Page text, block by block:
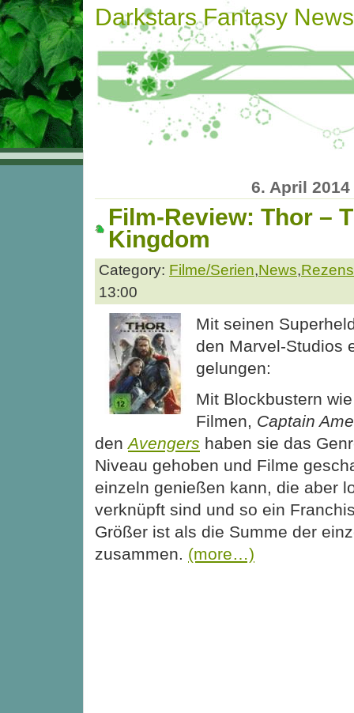
Darkstars Fantasy News
6. April 2014
Film-Review: Thor –
Kingdom
Category: Filme/Serien,News,
13:00
Mit seinen
den Marvel-Studios
gelungen:
Mit Blockbustern
Filmen, Captain
denAvengers haben sie das
Niveau gehoben und Filme
einzeln genießen kann, die aber
verknüpft sind und so ein
Größer ist als die Summe der
zusammen. (more…)